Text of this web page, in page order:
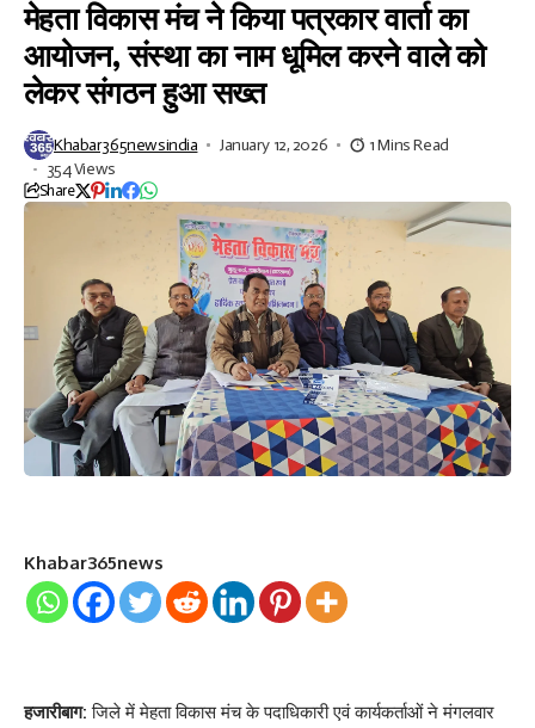
मेहता विकास मंच ने किया पत्रकार वार्ता का
आयोजन, संस्था का नाम धूमिल करने वाले को
लेकर संगठन हुआ सख्त
Khabar365newsindia January 12, 2026
1 Mins Read
354 Views
Share
Khabar365news
हजारीबाग:जिले में मेहता विकास मंच के पदाधिकारी एवं कार्यकर्ताओं ने मंगलवार